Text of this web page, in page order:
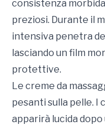
consistenza
preziosi. Durante il
intensiva penetra
lasciando un film
protettive.
Le creme da
pesanti sulla pelle. I
apparirà lucida